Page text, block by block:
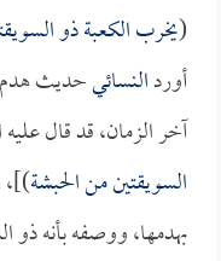
(يخرب الكعبة ذو
أوردالنسائيحديث هدم
آخر الزمان، قد قال
السويقتين من الحبشة)]،
بهدمها، ووصفه بأنه ذو